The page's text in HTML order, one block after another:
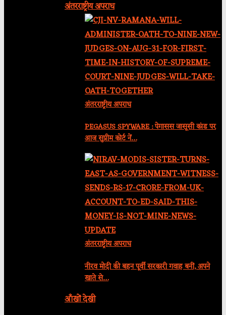
अंतरराष्ट्रीय अपराध
अंतरराष्ट्रीय अपराध
PEGASUS SPYWARE : पेगासस जासूसी कांड पर
आज सुप्रीम कोर्ट नें…
अंतरराष्ट्रीय अपराध
नीरव मोदी की बहन पूर्वी सरकारी गवाह बनीं, अपने
खाते से…
आँखों देखी